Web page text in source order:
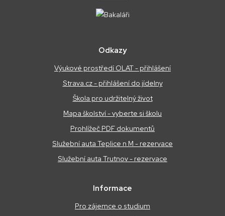
Odkazy
Výukové prostředí OLAT - přihlášení
Strava.cz - přihlášení do jídelny
Škola pro udržitelný život
Mapa školství - vyberte si školu
Prohlížeč PDF dokumentů
Služební auta Teplice n M - rezervace
Služební auta Trutnov - rezervace
Informace
Pro zájemce o studium